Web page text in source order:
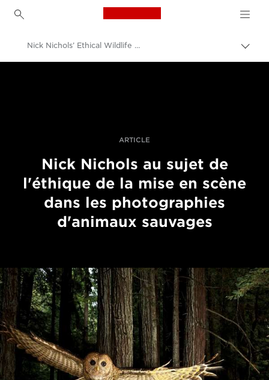
Canon Logo, back to
entre
Nick Nichols’ Ethical Wildlife Photography
ARTICLE
Nick Nichols au sujet de
l'éthique de la mise en scène
dans les photographies
d'animaux sauvages